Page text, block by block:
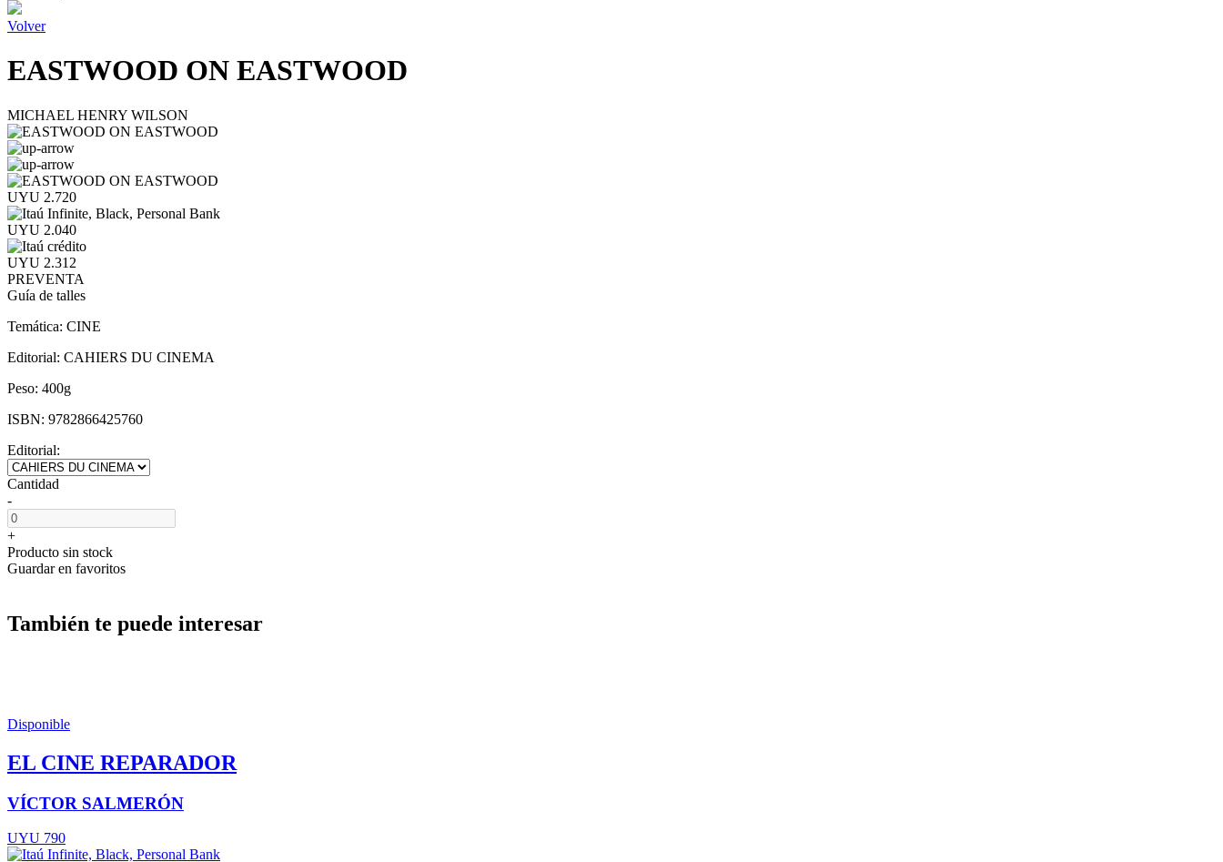
Volver
EASTWOOD ON EASTWOOD
MICHAEL HENRY WILSON
UYU 2.720
UYU 2.040
UYU 2.312
PREVENTA
Guía de talles
Temática: CINE
Editorial: CAHIERS DU CINEMA
Peso: 400g
ISBN: 9782866425760
Editorial:
Cantidad
-
+
Producto sin stock
Guardar en favoritos
También te puede interesar
Disponible
EL CINE REPARADOR
VÍCTOR SALMERÓN
UYU 790